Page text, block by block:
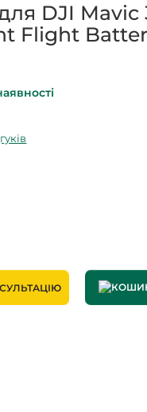
DJI Mavic
Flight